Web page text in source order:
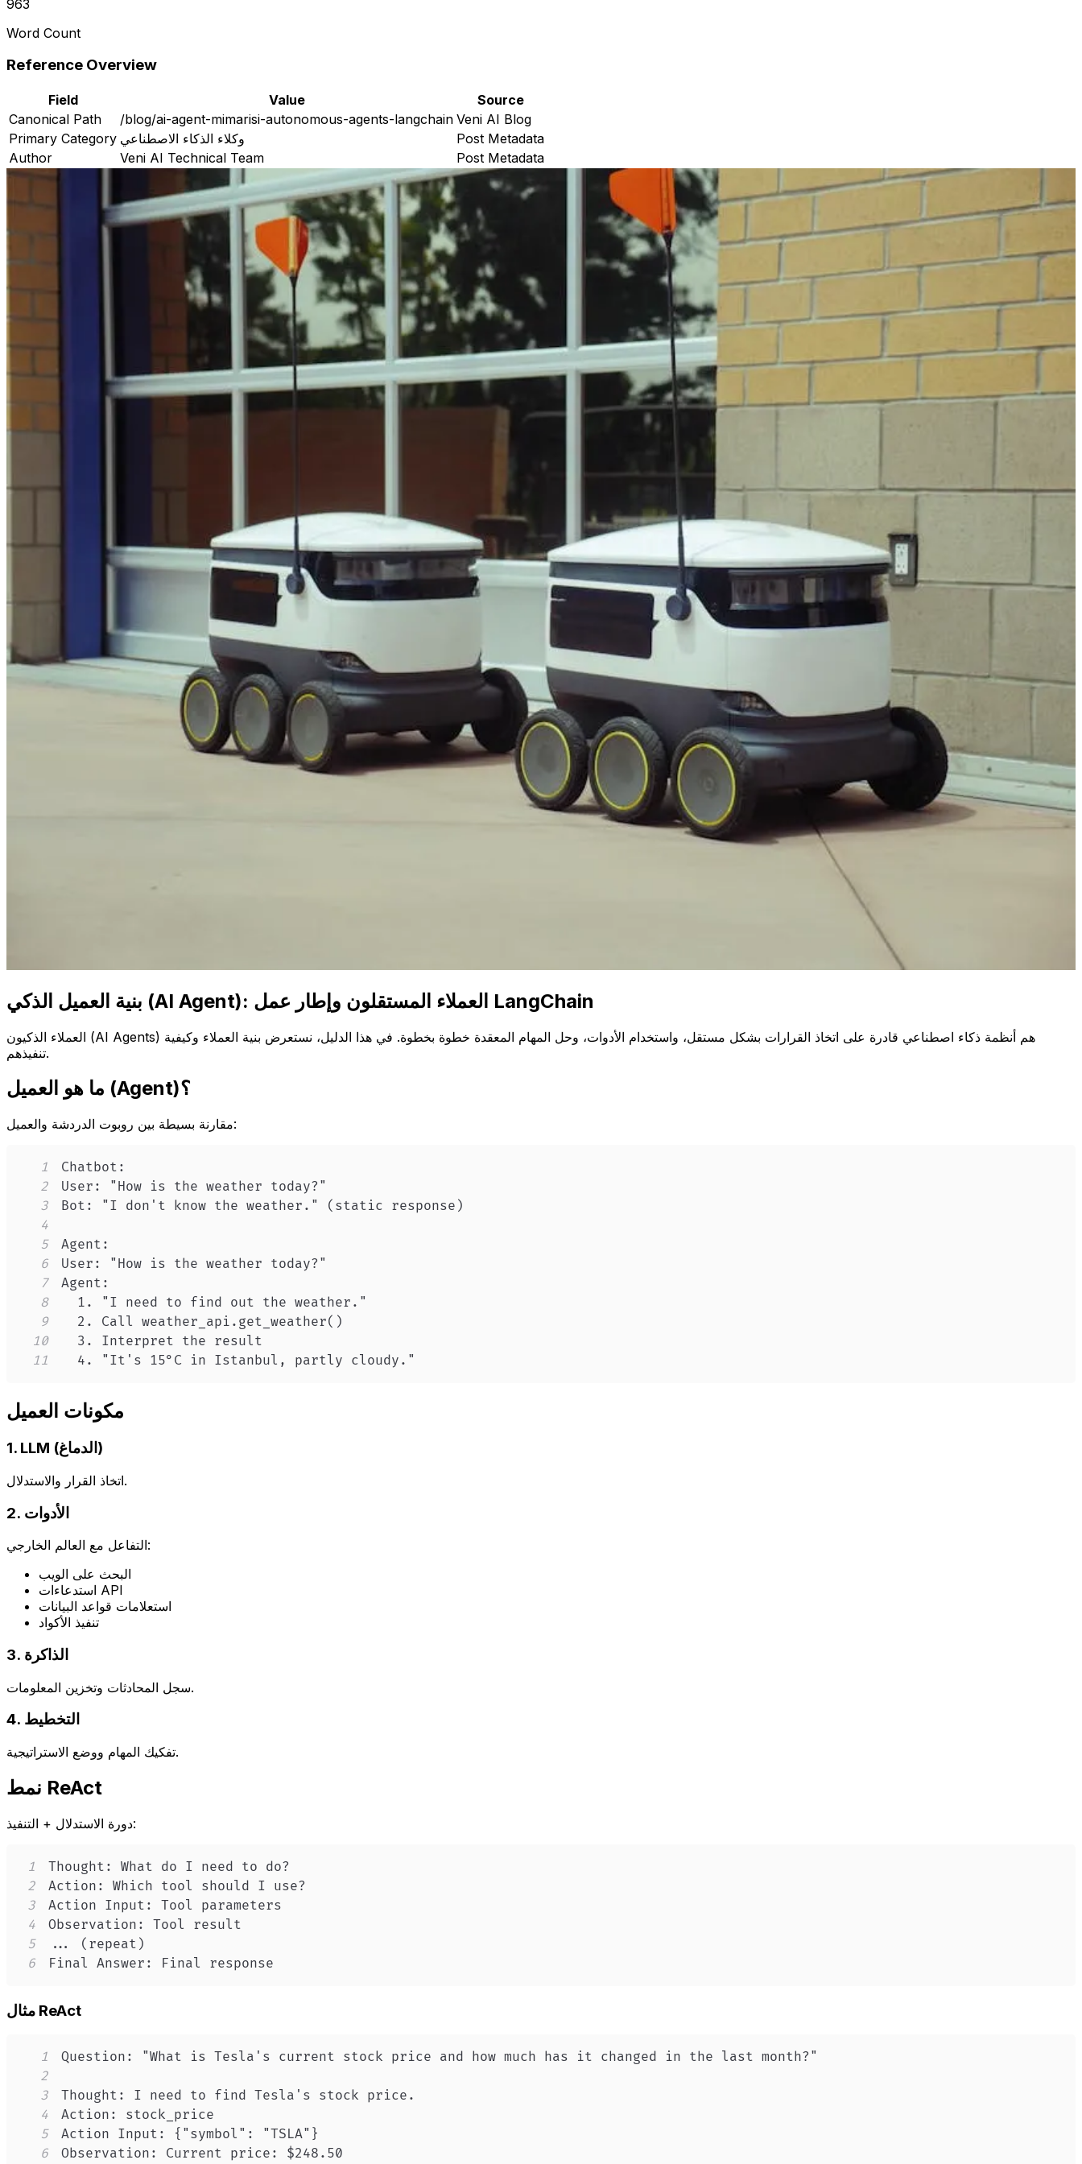
963
Word Count
Reference Overview
Field Value
Source
Canonical Path
/blog/ai-agent-mimarisi-autonomous-agents-langchain Veni AI Blog
Primary Category وكلاء الذكاء الاصطناعي
Post Metadata
Author
Veni AI Technical Team Post Metadata
بنية العميل الذكي (AI Agent): العملاء المستقلون وإطار عمل LangChain
العملاء الذكيون (AI Agents) هم أنظمة ذكاء اصطناعي قادرة على اتخاذ القرارات بشكل مستقل، واستخدام الأدوات، وحل المهام المعقدة خطوة بخطوة. في هذا الدليل، نستعرض بنية العملاء وكيفية
تنفيذهم.
ما هو العميل (Agent)؟
مقارنة بسيطة بين روبوت الدردشة والعميل:
1
2
3
4
5
6
7
8
9
10
11
  4. "It's 15°C in Istanbul, partly cloudy."
مكونات العميل
1. LLM (الدماغ)
اتخاذ القرار والاستدلال.
2. الأدوات
التفاعل مع العالم الخارجي:
البحث على الويب
استدعاءات API
استعلامات قواعد البيانات
تنفيذ الأكواد
3. الذاكرة
سجل المحادثات وتخزين المعلومات.
4. التخطيط
تفكيك المهام ووضع الاستراتيجية.
نمط ReAct
دورة الاستدلال + التنفيذ:
1
2
3
4
5
6
Final Answer: Final response
مثال ReAct
1
2
3
4
5
6